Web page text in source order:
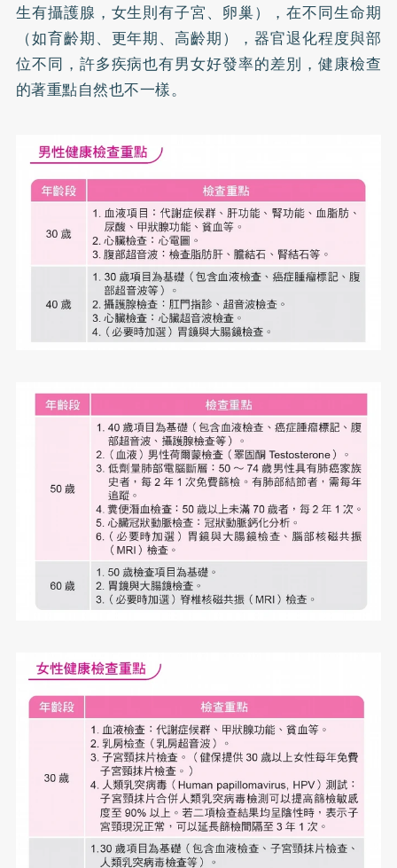
生有攝護腺，女生則有子宮、卵巢），在不同生命期
（如育齡期、更年期、高齡期），器官退化程度與部
位不同，許多疾病也有男女好發率的差別，健康檢查
的著重點自然也不一樣。